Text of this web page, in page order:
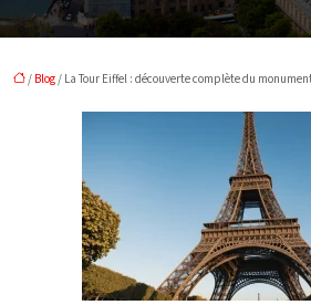
/ Blog / La Tour Eiffel : découverte complète du